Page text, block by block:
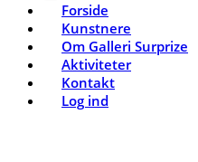
Forside
Kunstnere
Om Galleri Surprize
Aktiviteter
Kontakt
Log ind